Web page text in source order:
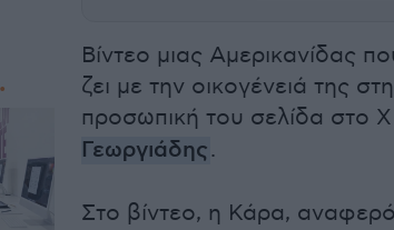
Βίντεο μιας Αμερικανίδας
ζει με την οικογένειά της
προσωπική του σελίδα στο
Γεωργιάδης.
Στο βίντεο, η Κάρα,